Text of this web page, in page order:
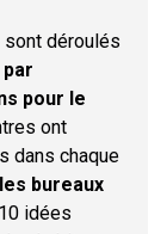
sont déroulés
pour le
ont
dans chaque
les bureaux
idées